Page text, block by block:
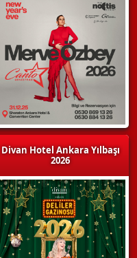
Divan Hotel Ankara Yılbaşı
2026